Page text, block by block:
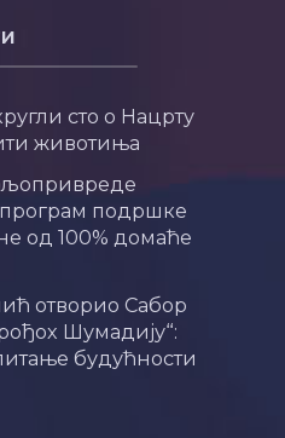
сто о Нацрту
животиња
подршке
од 100% домаће
отворио Сабор
Шумадију“:
будућности